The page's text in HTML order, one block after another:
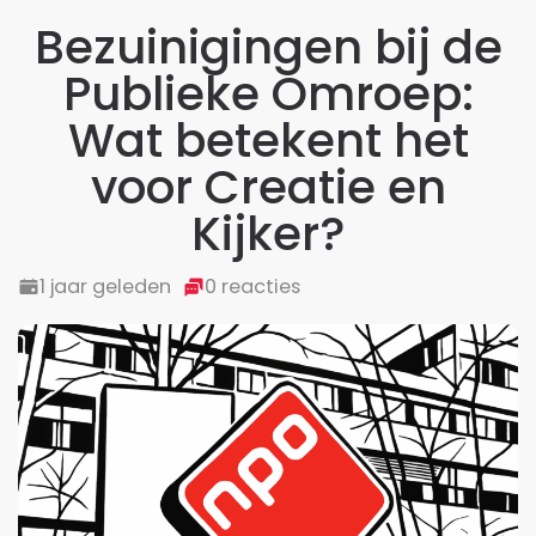
Bezuinigingen bij de
Publieke Omroep:
Wat betekent het
voor Creatie en
Kijker?
1 jaar geleden 0 reacties